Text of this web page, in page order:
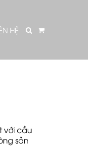
HỆ
với cầu
sản